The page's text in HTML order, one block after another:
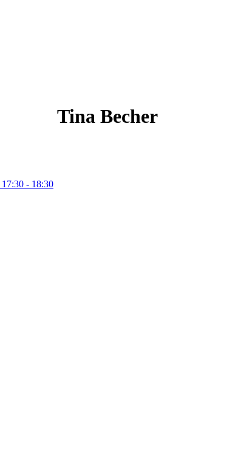
Tina Becher
17:30 - 18:30